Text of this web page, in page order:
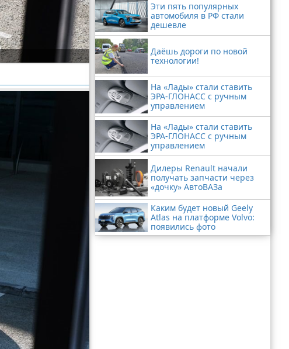
Эти пять популярных
автомобиля в РФ стали
дешевле
Даёшь дороги по новой
технологии!
На «Лады» стали ставить
ЭРА-ГЛОНАСС с ручным
управлением
На «Лады» стали ставить
ЭРА-ГЛОНАСС с ручным
управлением
Дилеры Renault начали
получать запчасти через
«дочку» АвтоВАЗа
Каким будет новый Geely
Atlas на платформе Volvo:
появились фото